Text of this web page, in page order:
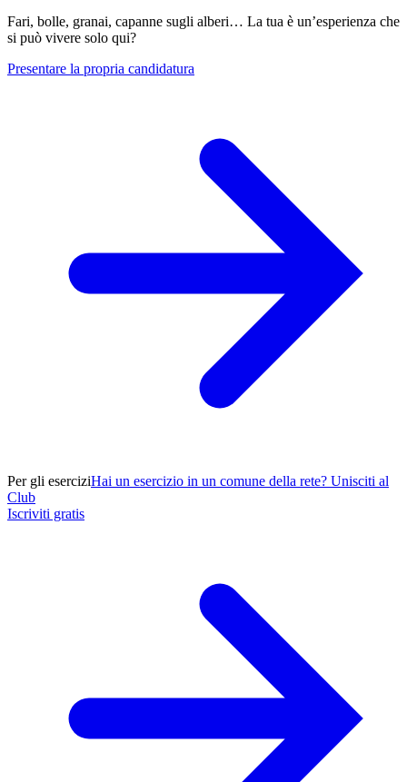
Fari, bolle, granai, capanne sugli alberi… La tua è un’esperienza che
si può vivere solo qui?
Presentare la propria candidatura
Per gli eserciziHai un esercizio in un comune della rete? Unisciti al
Club
Iscriviti gratis